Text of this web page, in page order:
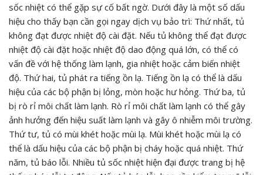
sốc nhiệt có thể gặp sự cố bất ngờ. Dưới đây là một số dấu
hiệu cho thấy bạn cần gọi ngay dịch vụ bảo trì: Thứ nhất, tủ
không đạt được nhiệt độ cài đặt. Nếu tủ không thể đạt được
nhiệt độ cài đặt hoặc nhiệt độ dao động quá lớn, có thể có
vấn đề với hệ thống làm lạnh, gia nhiệt hoặc cảm biến nhiệt
độ. Thứ hai, tủ phát ra tiếng ồn lạ. Tiếng ồn lạ có thể là dấu
hiệu của các bộ phận bị lỏng, mòn hoặc hư hỏng. Thứ ba, tủ
bị rò rỉ môi chất làm lạnh. Rò rỉ môi chất làm lạnh có thể gây
ảnh hưởng đến hiệu suất làm lạnh và gây ô nhiễm môi trường.
Thứ tư, tủ có mùi khét hoặc mùi lạ. Mùi khét hoặc mùi lạ có
thể là dấu hiệu của các bộ phận bị cháy hoặc quá nhiệt. Thứ
năm, tủ báo lỗi. Nhiều tủ sốc nhiệt hiện đại được trang bị hệ